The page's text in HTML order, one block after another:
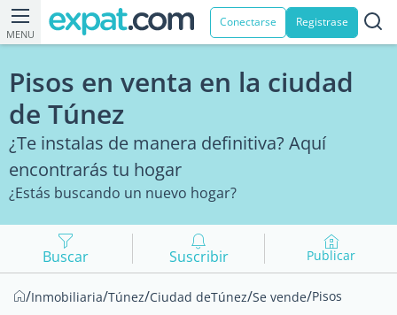
MENU
Conectarse Registrase
Pisos en venta en la ciudad
de Túnez
¿Te instalas de manera definitiva? Aquí
encontrarás tu hogar
¿Estás buscando un nuevo hogar?
Buscar Suscribir Publicar
/Inmobiliaria/Túnez/Ciudad deTúnez/Se vende/Pisos